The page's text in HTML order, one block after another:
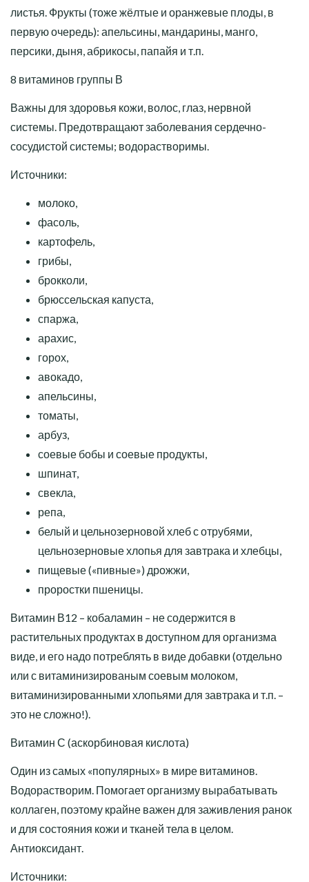
листья. Фрукты (тоже жёлтые и оранжевые плоды, в
первую очередь): апельсины, мандарины, манго,
персики, дыня, абрикосы, папайя и т.п.
8 витаминов группы В
Важны для здоровья кожи, волос, глаз, нервной
системы. Предотвращают заболевания сердечно-
сосудистой системы; водорастворимы.
Источники:
молоко,
фасоль,
картофель,
грибы,
брокколи,
брюссельская капуста,
спаржа,
арахис,
горох,
авокадо,
апельсины,
томаты,
арбуз,
соевые бобы и соевые продукты,
шпинат,
свекла,
репа,
белый и цельнозерновой хлеб с отрубями,
цельнозерновые хлопья для завтрака и хлебцы,
пищевые («пивные») дрожжи,
проростки пшеницы.
Витамин В12 – кобаламин – не содержится в
растительных продуктах в доступном для организма
виде, и его надо потреблять в виде добавки (отдельно
или с витаминизированым соевым молоком,
витаминизированными хлопьями для завтрака и т.п. –
это не сложно!).
Витамин С (аскорбиновая кислота)
Один из самых «популярных» в мире витаминов.
Водорастворим. Помогает организму вырабатывать
коллаген, поэтому крайне важен для заживления ранок
и для состояния кожи и тканей тела в целом.
Антиоксидант.
Источники: